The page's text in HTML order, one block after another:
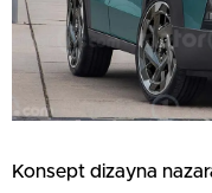
Konsept dizayna